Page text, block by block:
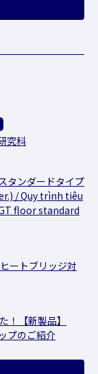
究科
タンダードタイプ
/ Quy trình tiêu
floor standard
ートブリッジ対
！【新製品】
プのご紹介